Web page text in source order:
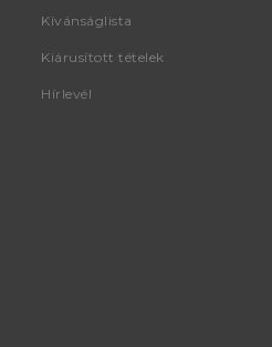
Kívánságlista
Kiárusított tételek
Hírlevél